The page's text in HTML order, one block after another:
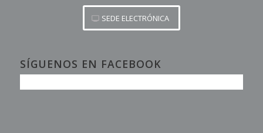
SEDE ELECTRÓNICA
SÍGUENOS EN FACEBOOK